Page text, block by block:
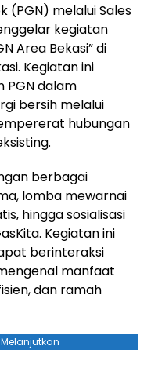
(PGN) melalui Sales
kegiatan
Area Bekasi” di
Kegiatan ini
PGN dalam
bersih melalui
hubungan
berbagai
lomba mewarnai
hingga sosialisasi
Kegiatan ini
berinteraksi
manfaat
dan ramah